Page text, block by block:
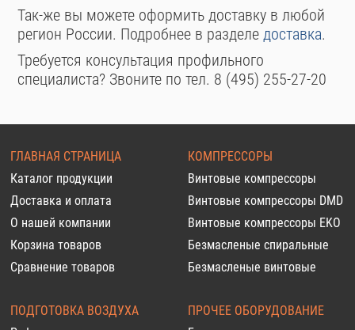
Так-же вы можете оформить доставку в любой
регион России. Подробнее в разделедоставка.
Требуется консультация профильного
специалиста? Звоните по тел. 8 (495) 255-27-20
ГЛАВНАЯ СТРАНИЦА
Каталог продукции
Доставка и оплата
О нашей компании
Корзина товаров
Сравнение товаров
КОМПРЕССОРЫ
Винтовые компрессоры
Винтовые компрессоры DMD
Винтовые компрессоры EKO
Безмасленые спиральные
Безмасленые винтовые
ПОДГОТОВКА ВОЗДУХА
ПРОЧЕЕ ОБОРУДОВАНИЕ